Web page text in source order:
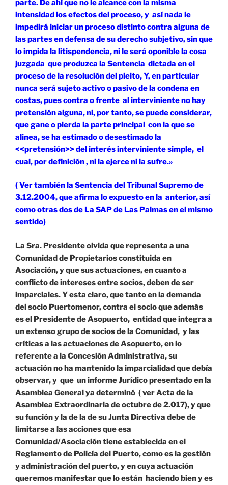
parte. De ahí que no le alcance con la misma
intensidad los efectos del proceso, y así nada le
impedirá iniciar un proceso distinto contra alguna de
las partes en defensa de su derecho subjetivo, sin que
lo impida la litispendencia, ni le será oponible la cosa
juzgada que produzca la Sentencia dictada en el
proceso de la resolución del pleito, Y, en particular
nunca será sujeto activo o pasivo de la condena en
costas, pues contra o frente al interviniente no hay
pretensión alguna, ni, por tanto, se puede considerar,
que gane o pierda la parte principal con la que se
alinea, se ha estimado o desestimado la
<<pretensión>> del interés interviniente simple, el
cual, por definición , ni la ejerce ni la sufre.»
( Ver también la Sentencia del Tribunal Supremo de
3.12.2004, que afirma lo expuesto en la anterior, así
como otras dos de La SAP de Las Palmas en el mismo
sentido)
La Sra. Presidente olvida que representa a una
Comunidad de Propietarios constituida en
Asociación, y que sus actuaciones, en cuanto a
conflicto de intereses entre socios, deben de ser
imparciales. Y esta claro, que tanto en la demanda
del socio Puertomenor, contra el socio que además
es el Presidente de Asopuerto, entidad que integra a
un extenso grupo de socios de la Comunidad, y las
críticas a las actuaciones de Asopuerto, en lo
referente a la Concesión Administrativa, su
actuación no ha mantenido la imparcialidad que debía
observar, y que un informe Jurídico presentado en la
Asamblea General ya determinó ( ver Acta de la
Asamblea Extraordinaria de octubre de 2.017), y que
su función y la de la de su Junta Directiva debe de
limitarse a las acciones que esa
Comunidad/Asociación tiene establecida en el
Reglamento de Policía del Puerto, como es la gestión
y administración del puerto, y en cuya actuación
queremos manifestar que lo están haciendo bien y es